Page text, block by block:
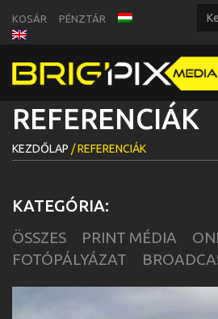
KOSÁR PÉNZTÁR
REFERENCIÁK
KEZDŐLAP / REFERENCIÁK
KATEGÓRIA:
ÖSSZES PRINT MÉDIA
FOTÓPÁLYÁZAT